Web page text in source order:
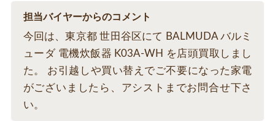
担当バイヤーからのコメント
今回は、東京都 世田谷区にて BALMUDA バルミ
ューダ 電機炊飯器 K03A-WH を店頭買取しまし
た。 お引越しや買い替えでご不要になった家電
がございましたら、アシストまでお問合せ下さ
い。